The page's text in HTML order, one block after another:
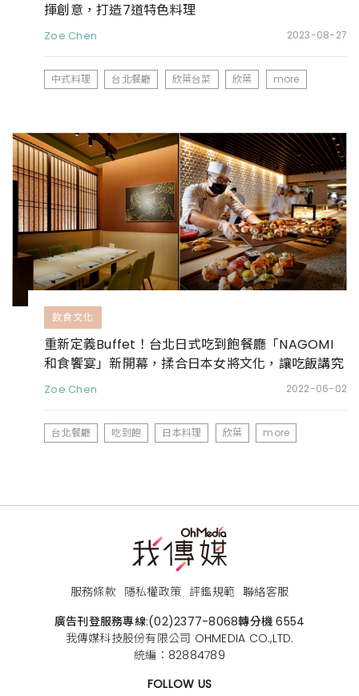
揮創意，打造7道特色料理
Zoe Chen 2023-08-27
中式料理 台北餐廳 欣葉台菜 欣葉 more
飲食文化
重新定義Buffet！台北日式吃到飽餐廳「NAGOMI
和食饗宴」新開幕，揉合日本女將文化，讓吃飯講究
不將就
Zoe Chen 2022-06-02
台北餐廳 吃到飽 日本料理 欣葉 more
服務條款 隱私權政策 評鑑規範 聯絡客服
廣告刊登服務專線:(02)2377-8068轉分機 6554
我傳媒科技股份有限公司 OHMEDIA CO.,LTD.
統編：82884789
FOLLOW US